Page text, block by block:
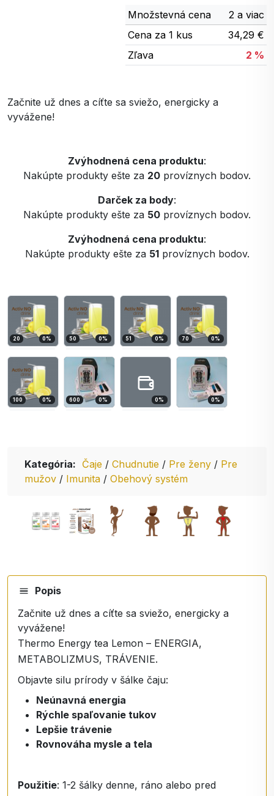
Množstevná cena
2 a viac
Cena za 1 kus
34,29 €
Zľava
2 %
Začnite už dnes a cíťte sa sviežo, energicky a
vyvážene!
Zvýhodnená cena produktu:
Nakúpte produkty ešte za 20 províznych bodov.
Darček za body:
Nakúpte produkty ešte za 50 províznych bodov.
Zvýhodnená cena produktu:
Nakúpte produkty ešte za 51províznych bodov.
20 0% 50 0% 51 0% 70 0%
100 0% 600 0% 0% 0%
Kategória: Čaje / Chudnutie / Pre ženy / Pre
mužov / Imunita / Obehový systém
Popis
Začnite už dnes a cíťte sa sviežo, energicky a
vyvážene!
Thermo Energy tea Lemon – ENERGIA,
METABOLIZMUS, TRÁVENIE.
Objavte silu prírody v šálke čaju:
Neúnavná energia
Rýchle spaľovanie tukov
Lepšie trávenie
Rovnováha mysle a tela
Použitie: 1-2 šálky denne, ráno alebo pred